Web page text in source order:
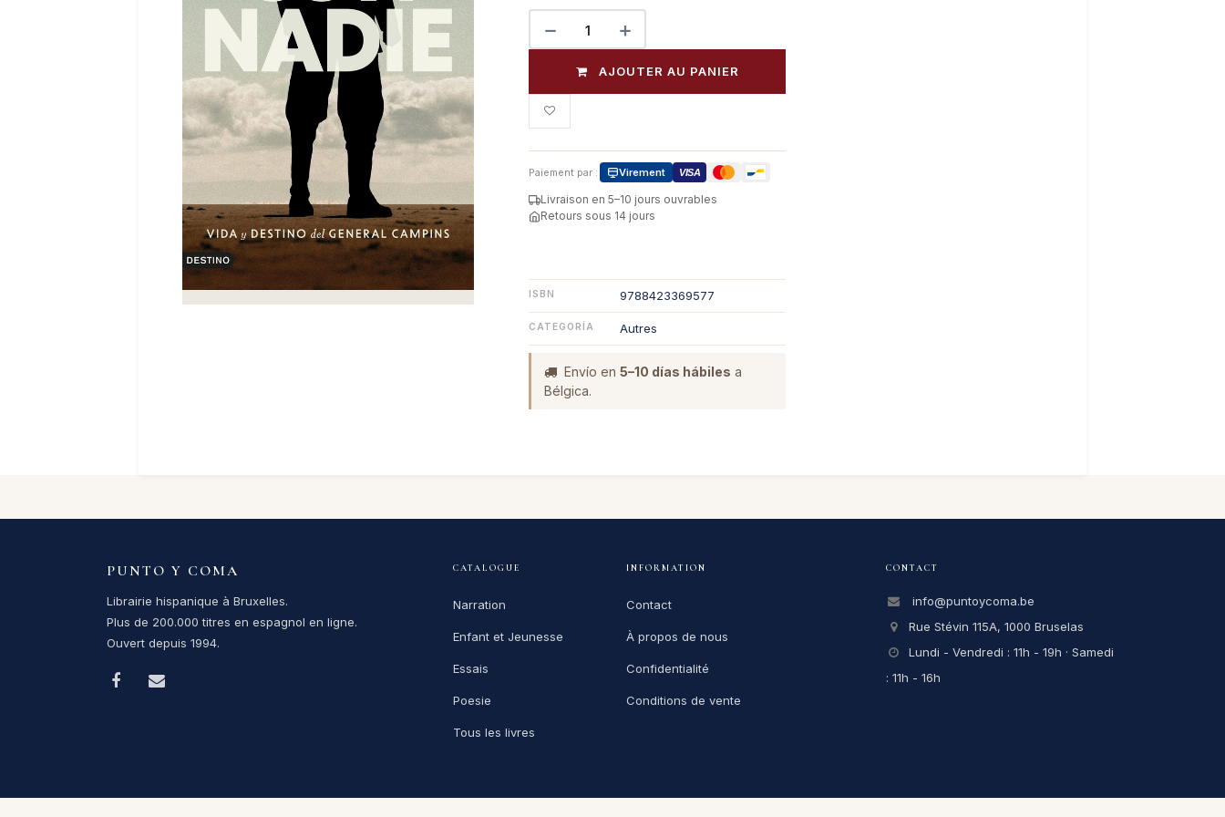
AJOUTER AU PANIER
Paiement par : Virement VISA
Livraison en 5–10 jours ouvrables
Retours sous 14 jours
ISBN 9788423369577
CATEGORÍA Autres
Envío en 5–10 días hábiles a
Bélgica.
PUNTO Y COMA
Librairie hispanique à Bruxelles.
Plus de 200.000 titres en espagnol en ligne.
Ouvert depuis 1994.
CATALOGUE
Narration
Enfant et Jeunesse
Essais
Poesie
Tous les livres
INFORMATION
Contact
À propos de nous
Confidentialité
Conditions de vente
CONTACT
info@puntoycoma.be
Rue Stévin 115A, 1000 Bruselas
Lundi - Vendredi : 11h - 19h · Samedi
: 11h - 16h